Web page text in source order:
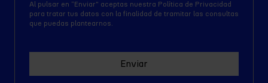
Al pulsar en “Enviar" aceptas nuestra Política de Privacidad
para tratar tus datos con la finalidad de tramitar las consultas
que puedas plantearnos.
Enviar